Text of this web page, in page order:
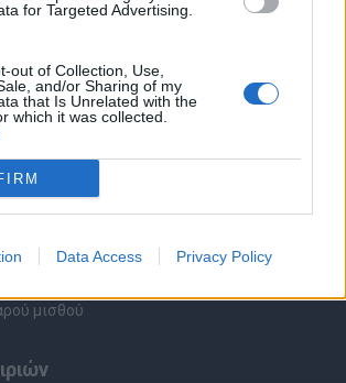
for Targeted Advertising.
out of Collection, Use,
and/or Sharing of my
that Is Unrelated with the
which it was collected.
Data Access Privacy Policy
Βιογραφικού
Εργασίας
μισθού